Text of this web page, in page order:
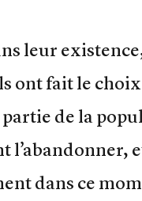
leur
ont fait le
de la
l’abandonner,
dans ce